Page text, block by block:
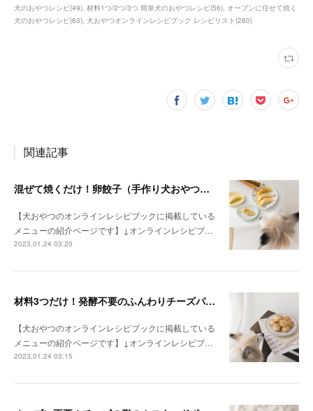
犬のおやつレシピ(49) 材料1つ/2つ/3つ 簡単犬のおやつレシピ(56) オーブンに任せて焼く
犬のおやつレシピ(63) 犬おやつオンラインレシピブック レシピリスト(280)
関連記事
混ぜて焼くだけ！卵餃子（手作り犬おやつレシピ）
【犬おやつのオンラインレシピブックに掲載している
メニューの紹介ページです】↓オンラインレシピブ…
2023.01.24 03:20
材料3つだけ！発酵不要のふんわりチーズパン（手作り犬おやつレシピ）
【犬おやつのオンラインレシピブックに掲載している
メニューの紹介ページです】↓オンラインレシピブ…
2023.01.24 03:15